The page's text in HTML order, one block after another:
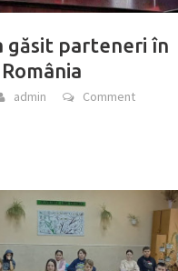
găsit parteneri în
admin Comment